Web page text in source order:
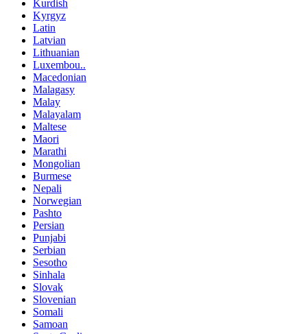
Kurdish
Kyrgyz
Latin
Latvian
Lithuanian
Luxembou..
Macedonian
Malagasy
Malay
Malayalam
Maltese
Maori
Marathi
Mongolian
Burmese
Nepali
Norwegian
Pashto
Persian
Punjabi
Serbian
Sesotho
Sinhala
Slovak
Slovenian
Somali
Samoan